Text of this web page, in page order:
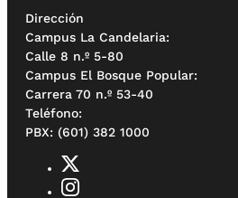
Dirección
Campus La Candelaria:
Calle 8 n.º 5-80
Campus El Bosque Popular:
Carrera 70 n.º 53-40
Teléfono:
PBX: (601) 382 1000